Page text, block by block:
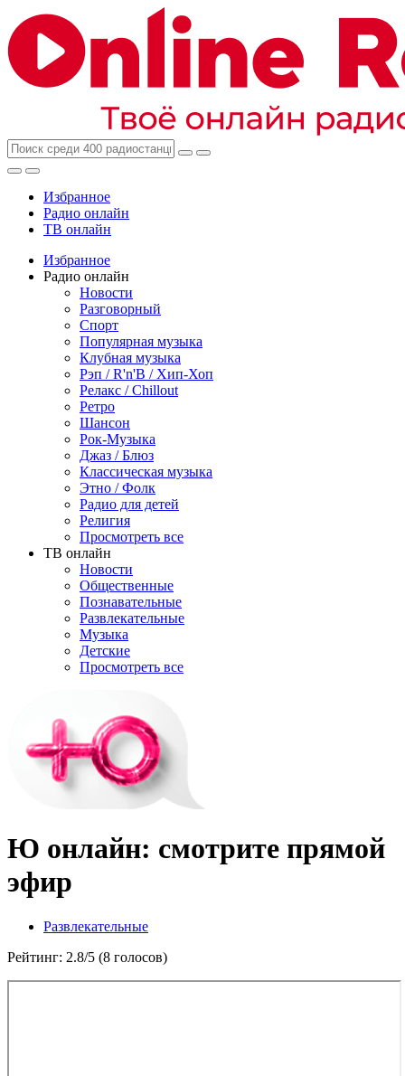
Избранное
Радио онлайн
ТВ онлайн
Избранное
Радио онлайн
Новости
Разговорный
Спорт
Популярная музыка
Клубная музыка
Рэп / R'n'B / Хип-Хоп
Релакс / Chillout
Ретро
Шансон
Рок-Музыка
Джаз / Блюз
Классическая музыка
Этно / Фолк
Радио для детей
Религия
Просмотреть все
ТВ онлайн
Новости
Общественные
Познавательные
Развлекательные
Музыка
Детские
Просмотреть все
Ю онлайн: смотрите прямой
эфир
Развлекательные
Рейтинг: 2.8/5 (8 голосов)